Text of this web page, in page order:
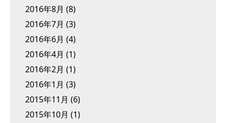
2016年8月 (8)
2016年7月 (3)
2016年6月 (4)
2016年4月 (1)
2016年2月 (1)
2016年1月 (3)
2015年11月 (6)
2015年10月 (1)